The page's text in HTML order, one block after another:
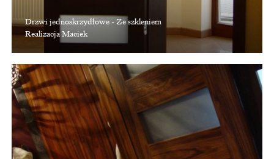
Drzwi jednoskrzydłowe - Ze szkleniem
Realizacja Maciek